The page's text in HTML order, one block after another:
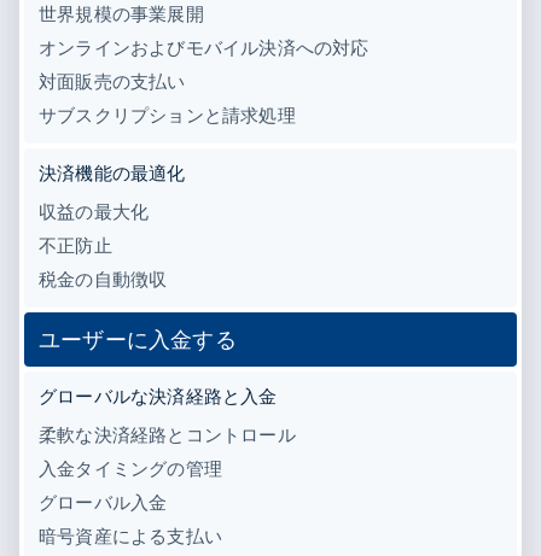
その他
Product roadmap
スタートアップの企業設立
Climate
カーボンリムーバル
Identity
オンライン本人確認
Stripe Sessions 2026
Stripe が AI の経済インフラをどのように構築しているかを
こちらをご覧ください
非営利団体
プロフェッショナルサー
ビス
パブリックセクター
小売業
API ステータス
世界規模の事業展開
オンラインおよびモバイル決済への対応
対面販売の支払い
サブスクリプションと請求処理
決済機能の最適化
収益の最大化
不正防止
税金の自動徴収
ユーザーに入金する
グローバルな決済経路と入金
柔軟な決済経路とコントロール
入金タイミングの管理
グローバル入金
暗号資産による支払い